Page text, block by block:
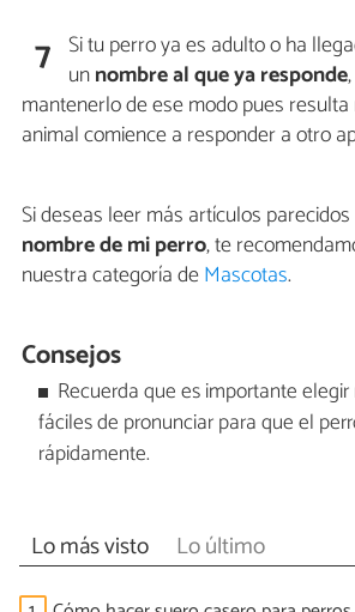
7 Si tu perro ya es adulto o ha
unnombre al que ya responde
mantenerlo de ese modo pues
animal comience a responder a otro
Si deseas leer más artículos
nombre de mi perro, te
nuestra categoría deMascotas.
Consejos
Recuerda que es importante
fáciles de pronunciar para que el
rápidamente.
Lo más visto Lo último